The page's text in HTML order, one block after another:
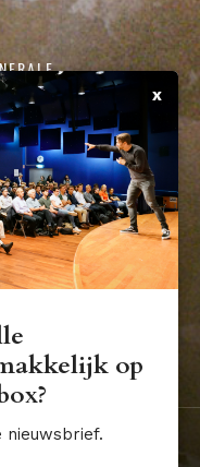
op
nieuwsbrief.
x